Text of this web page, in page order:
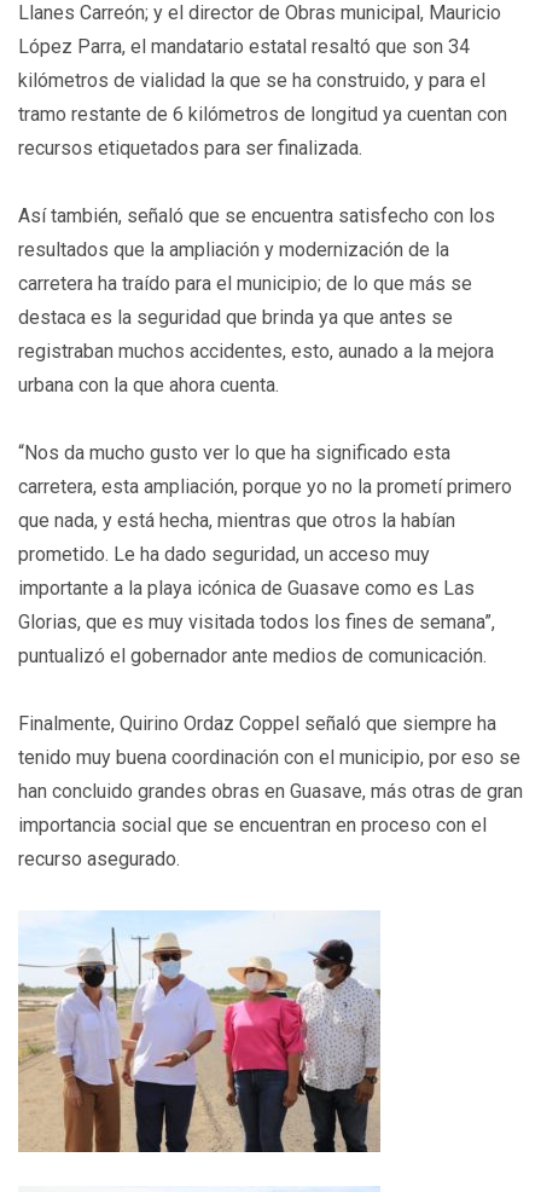
Llanes Carreón; y el director de Obras municipal, Mauricio
López Parra, el mandatario estatal resaltó que son 34
kilómetros de vialidad la que se ha construido, y para el
tramo restante de 6 kilómetros de longitud ya cuentan con
recursos etiquetados para ser finalizada.
Así también, señaló que se encuentra satisfecho con los
resultados que la ampliación y modernización de la
carretera ha traído para el municipio; de lo que más se
destaca es la seguridad que brinda ya que antes se
registraban muchos accidentes, esto, aunado a la mejora
urbana con la que ahora cuenta.
“Nos da mucho gusto ver lo que ha significado esta
carretera, esta ampliación, porque yo no la prometí primero
que nada, y está hecha, mientras que otros la habían
prometido. Le ha dado seguridad, un acceso muy
importante a la playa icónica de Guasave como es Las
Glorias, que es muy visitada todos los fines de semana”,
puntualizó el gobernador ante medios de comunicación.
Finalmente, Quirino Ordaz Coppel señaló que siempre ha
tenido muy buena coordinación con el municipio, por eso se
han concluido grandes obras en Guasave, más otras de gran
importancia social que se encuentran en proceso con el
recurso asegurado.